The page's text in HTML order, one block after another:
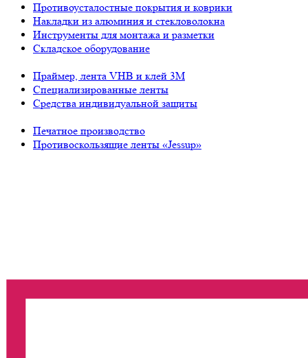
Противоусталостные покрытия и коврики
Накладки из алюминия и стекловолокна
Инструменты для монтажа и разметки
Складское оборудование
Праймер, лента VHB и клей 3М
Специализированные ленты
Средства индивидуальной защиты
Печатное производство
Противоскользящие ленты «Jessup»